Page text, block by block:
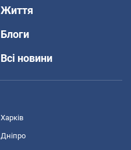
Життя
Блоги
Всі новини
Харків
Дніпро